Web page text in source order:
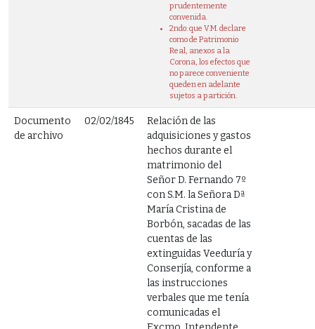
prudentemente
convenida.
2ndo: que V.M. declare
como de Patrimonio
Real, anexos a la
Corona, los efectos que
no parece conveniente
queden en adelante
sujetos a partición.
Documento
de archivo
02/02/1845
Relación de las
adquisiciones y gastos
hechos durante el
matrimonio del
Señor D. Fernando 7º
con S.M. la Señora Dª
María Cristina de
Borbón, sacadas de las
cuentas de las
extinguidas Veeduría y
Conserjía, conforme a
las instrucciones
verbales que me tenía
comunicadas el